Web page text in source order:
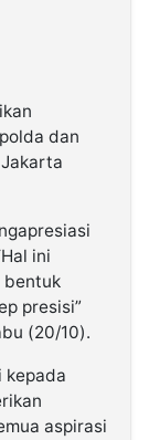
dan
ini
bentuk
presisi”
(20/10).
kepada
aspirasi